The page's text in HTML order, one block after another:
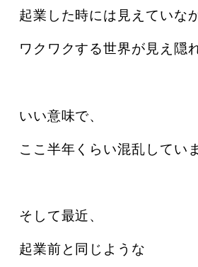
起業した時には見えていな
ワクワクする世界が見え隠
いい意味で、
ここ半年くらい混乱してい
そして最近、
起業前と同じような